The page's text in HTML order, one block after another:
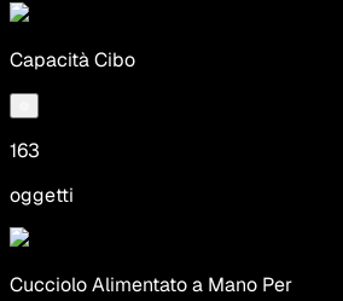
Capacità Cibo
163
oggetti
Cucciolo Alimentato a Mano Per